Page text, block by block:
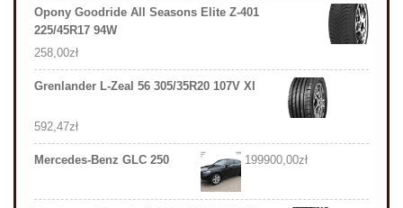
Opony Goodride All Seasons Elite Z-401
225/45R17 94W
258,00zł
Grenlander L-Zeal 56 305/35R20 107V Xl
592,47zł
Mercedes-Benz GLC 250 199900,00zł